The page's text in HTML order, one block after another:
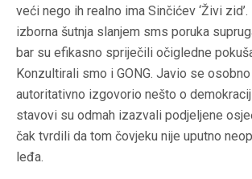
veći nego ih realno ima Sinčićev ‘Živi
izborna šutnja slanjem sms poruka
bar su efikasno spriječili očigledne
Konzultirali smo i GONG. Javio se
autoritativno izgovorio nešto o
stavovi su odmah izazvali podjeljene
čak tvrdili da tom čovjeku nije uputno
leđa.